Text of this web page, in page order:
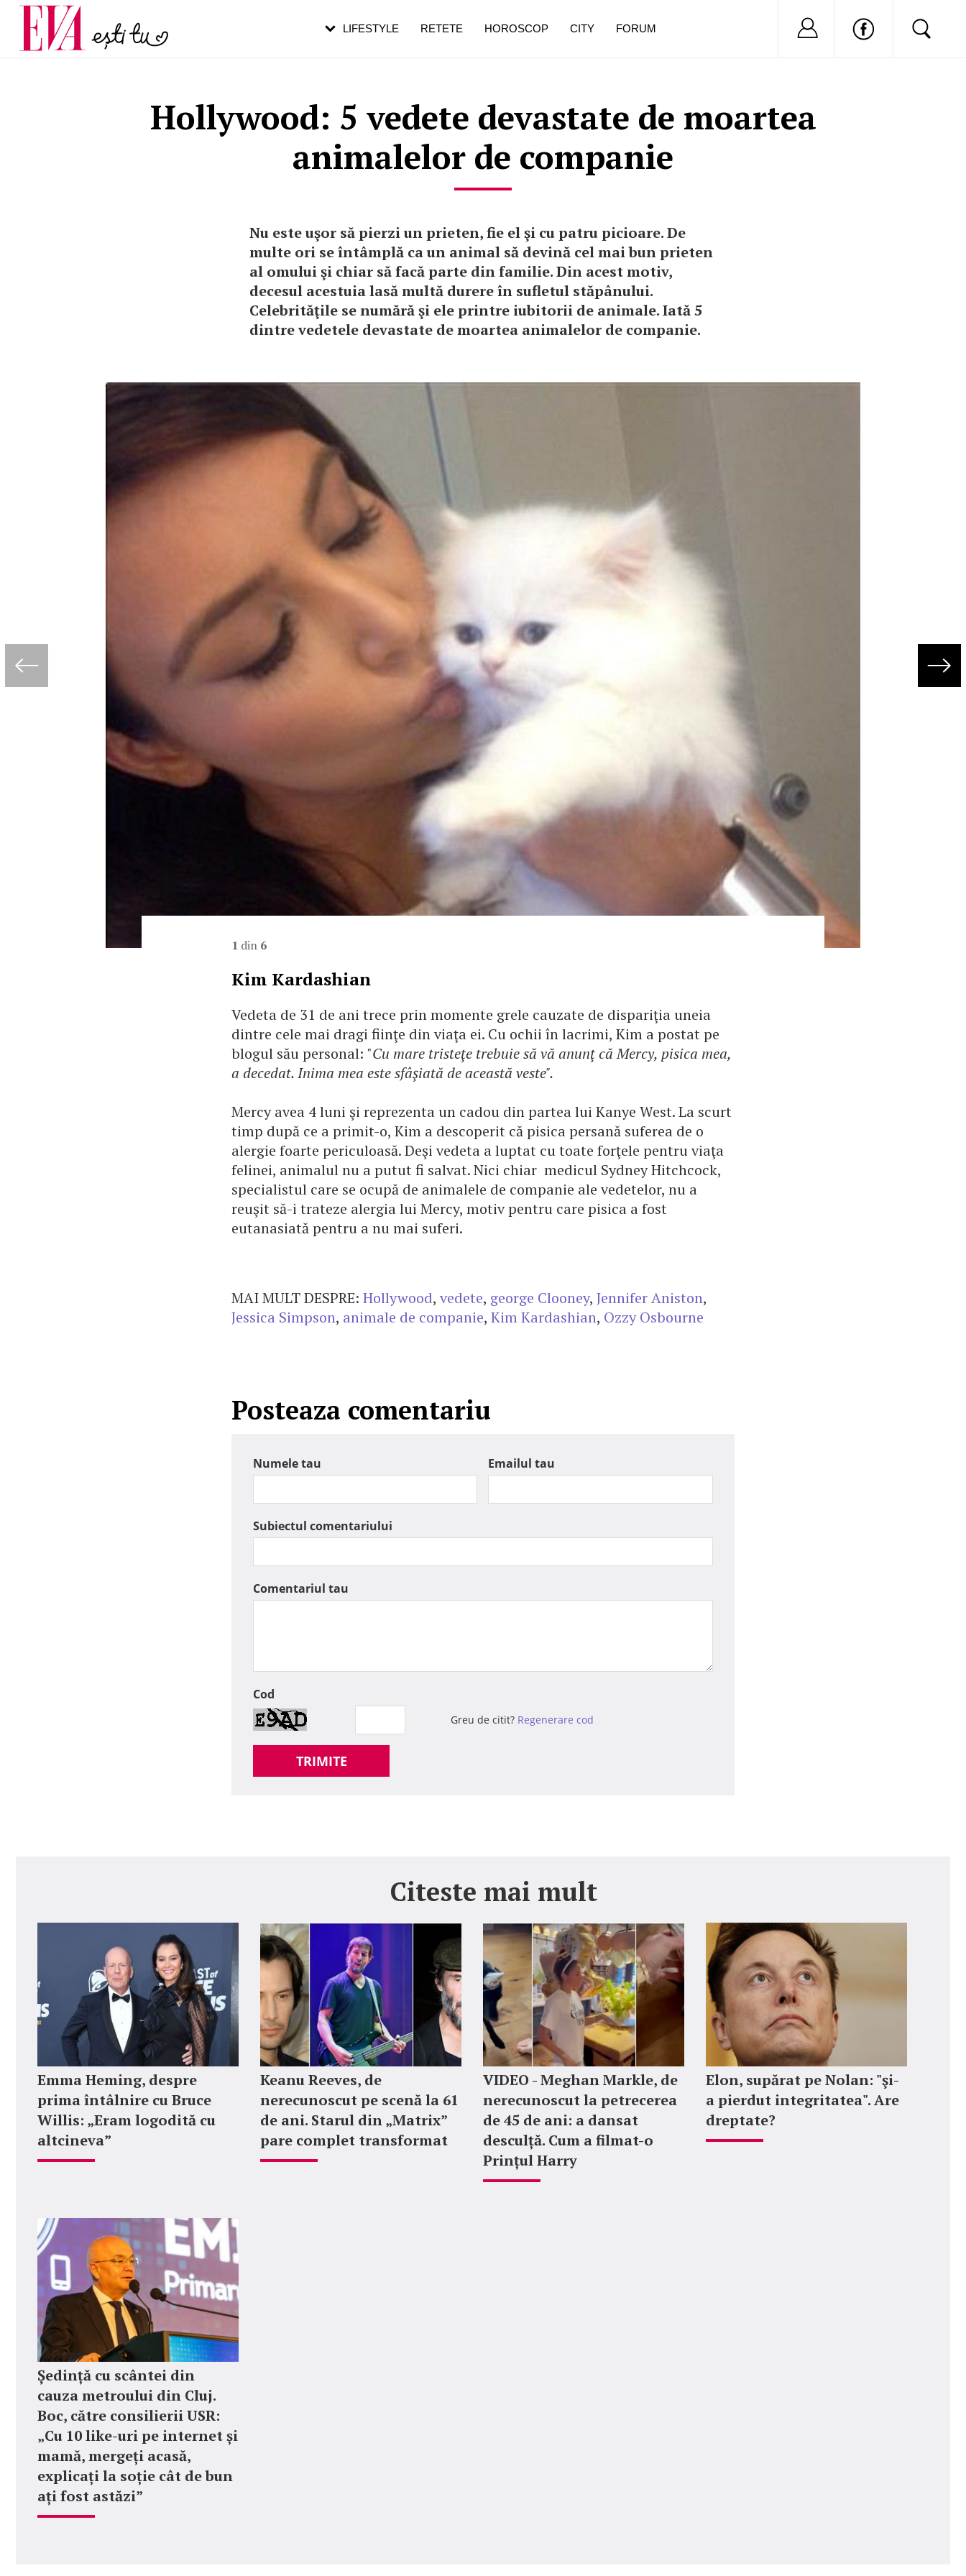
Hollywood: 5 vedete devastate de moartea
animalelor de companie
Nu este uşor să pierzi un prieten, fie el şi cu patru picioare. De
multe ori se întâmplă ca un animal să devină cel mai bun prieten
al omului şi chiar să facă parte din familie. Din acest motiv,
decesul acestuia lasă multă durere în sufletul stăpânului.
Celebrităţile se numără şi ele printre iubitorii de animale. Iată 5
dintre vedetele devastate de moartea animalelor de companie.
1 din 6
Kim Kardashian
Vedeta de 31 de ani trece prin momente grele cauzate de dispariţia uneia
dintre cele mai dragi fiinţe din viaţa ei. Cu ochii în lacrimi, Kim a postat pe
blogul său personal: "Cu mare tristeţe trebuie să vă anunţ că Mercy, pisica mea,
a decedat. Inima mea este sfâşiată de această veste".
Mercy avea 4 luni şi reprezenta un cadou din partea lui Kanye West. La scurt
timp după ce a primit-o, Kim a descoperit că pisica persană suferea de o
alergie foarte periculoasă. Deşi vedeta a luptat cu toate forţele pentru viaţa
felinei, animalul nu a putut fi salvat. Nici chiar medicul Sydney Hitchcock,
specialistul care se ocupă de animalele de companie ale vedetelor, nu a
reuşit să-i trateze alergia lui Mercy, motiv pentru care pisica a fost
eutanasiată pentru a nu mai suferi.
MAI MULT DESPRE: Hollywood, vedete, george Clooney, Jennifer Aniston,
Jessica Simpson, animale de companie, Kim Kardashian, Ozzy Osbourne
Posteaza comentariu
Numele tau Emailul tau
Subiectul comentariului
Comentariul tau
Cod
Greu de citit? Regenerare cod
TRIMITE
Citeste mai mult
Emma Heming, despre
prima întâlnire cu Bruce
Willis: „Eram logodită cu
altcineva”
Keanu Reeves, de
nerecunoscut pe scenă la 61
de ani. Starul din „Matrix”
pare complet transformat
VIDEO - Meghan Markle, de
nerecunoscut la petrecerea
de 45 de ani: a dansat
desculță. Cum a filmat-o
Prințul Harry
Elon, supărat pe Nolan: "şi-
a pierdut integritatea". Are
dreptate?
Ședință cu scântei din
cauza metroului din Cluj.
Boc, către consilierii USR:
„Cu 10 like-uri pe internet și
mamă, mergeți acasă,
explicați la soție cât de bun
ați fost astăzi”
LIFESTYLE RETETE HOROSCOP CITY FORUM Nu ai cont?
Carieră
Actualitate
pe măsură ce înaintezi în vârstă
de dureroasă este investigația